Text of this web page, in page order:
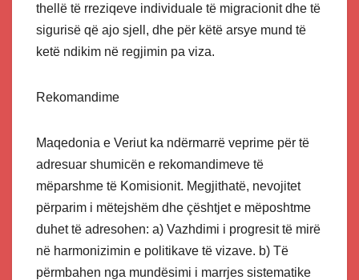
thellë të rreziqeve individuale të migracionit dhe të
sigurisë që ajo sjell, dhe për këtë arsye mund të
ketë ndikim në regjimin pa viza.
Rekomandime
Maqedonia e Veriut ka ndërmarrë veprime për të
adresuar shumicën e rekomandimeve të
mëparshme të Komisionit. Megjithatë, nevojitet
përparim i mëtejshëm dhe çështjet e mëposhtme
duhet të adresohen: a) Vazhdimi i progresit të mirë
në harmonizimin e politikave të vizave. b) Të
përmbahen nga mundësimi i marrjes sistematike